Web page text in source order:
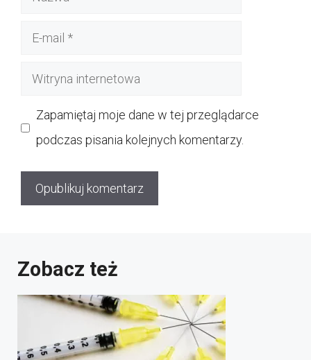
Witryna
Zapamiętaj moje dane w tej przeglądarce
podczas pisania kolejnych komentarzy.
Zobacz też